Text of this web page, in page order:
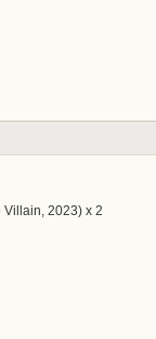
Villain, 2023) x 2